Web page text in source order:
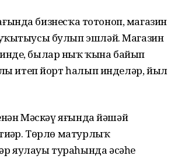
бизнесҡа тотоноп, магазин
булып эшләй. Магазин
былар ныҡ ҡына байып
итеп йорт һалып инделәр, йыл
Мәскәү яғында йәшәй
Төрлө матурлыҡ
яулауы тураһында әсәһе